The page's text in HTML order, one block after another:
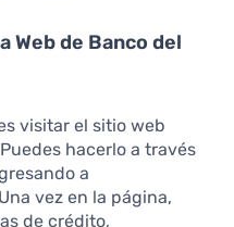
Web de Banco del
visitar el sitio web
hacerlo a través
a
vez en la página,
de crédito,